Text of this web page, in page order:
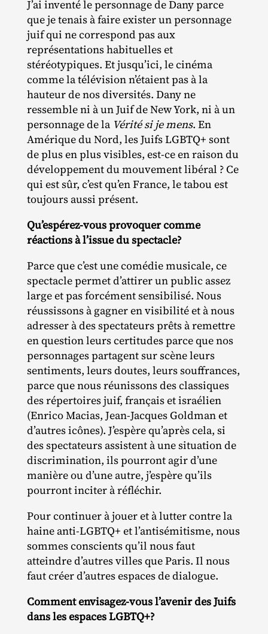
J’ai inventé le personnage de Dany parce
que je tenais à faire exister un personnage
juif qui ne correspond pas aux
représentations habituelles et
stéréotypiques. Et jusqu’ici, le cinéma
comme la télévision n’étaient pas à la
hauteur de nos diversités. Dany ne
ressemble ni à un Juif de New York, ni à un
personnage de la Vérité si je mens. En
Amérique du Nord, les Juifs LGBTQ+ sont
de plus en plus visibles, est‐​ce en raison du
développement du mouvement libéral ? Ce
qui est sûr, c’est qu’en France, le tabou est
toujours aussi présent.
Qu’espérez-vous provoquer comme
réactions à l’issue du spectacle?
Parce que c’est une comédie musicale, ce
spectacle permet d’attirer un public assez
large et pas forcément sensibilisé. Nous
réussissons à gagner en visibilité et à nous
adresser à des spectateurs prêts à remettre
en question leurs certitudes parce que nos
personnages partagent sur scène leurs
sentiments, leurs doutes, leurs souffrances,
parce que nous réunissons des classiques
des répertoires juif, français et israélien
(Enrico Macias, Jean‐​Jacques Goldman et
d’autres icônes). J’espère qu’après cela, si
des spectateurs assistent à une situation de
discrimination, ils pourront agir d’une
manière ou d’une autre, j’espère qu’ils
pourront inciter à réfléchir.
Pour continuer à jouer et à lutter contre la
haine anti‐​LGBTQ+ et l’antisémitisme, nous
sommes conscients qu’il nous faut
atteindre d’autres villes que Paris. Il nous
faut créer d’autres espaces de dialogue.
Comment envisagez-vous l’avenir des Juifs
dans les espaces LGBTQ+?